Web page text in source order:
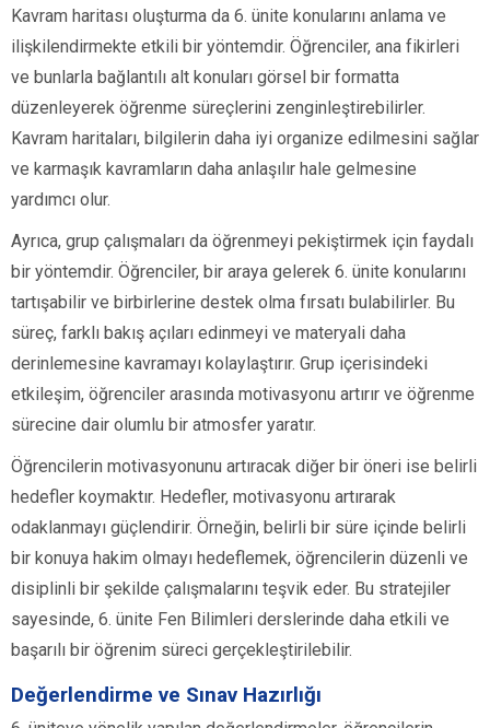
Kavram haritası oluşturma da 6. ünite konularını anlama ve
ilişkilendirmekte etkili bir yöntemdir. Öğrenciler, ana fikirleri
ve bunlarla bağlantılı alt konuları görsel bir formatta
düzenleyerek öğrenme süreçlerini zenginleştirebilirler.
Kavram haritaları, bilgilerin daha iyi organize edilmesini sağlar
ve karmaşık kavramların daha anlaşılır hale gelmesine
yardımcı olur.
Ayrıca, grup çalışmaları da öğrenmeyi pekiştirmek için faydalı
bir yöntemdir. Öğrenciler, bir araya gelerek 6. ünite konularını
tartışabilir ve birbirlerine destek olma fırsatı bulabilirler. Bu
süreç, farklı bakış açıları edinmeyi ve materyali daha
derinlemesine kavramayı kolaylaştırır. Grup içerisindeki
etkileşim, öğrenciler arasında motivasyonu artırır ve öğrenme
sürecine dair olumlu bir atmosfer yaratır.
Öğrencilerin motivasyonunu artıracak diğer bir öneri ise belirli
hedefler koymaktır. Hedefler, motivasyonu artırarak
odaklanmayı güçlendirir. Örneğin, belirli bir süre içinde belirli
bir konuya hakim olmayı hedeflemek, öğrencilerin düzenli ve
disiplinli bir şekilde çalışmalarını teşvik eder. Bu stratejiler
sayesinde, 6. ünite Fen Bilimleri derslerinde daha etkili ve
başarılı bir öğrenim süreci gerçekleştirilebilir.
Değerlendirme ve Sınav Hazırlığı